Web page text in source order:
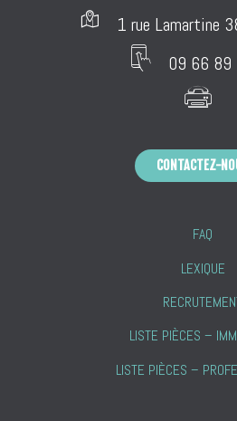
1 rue Lamartine
09 66 89
CONTACTEZ-
FAQ
LEXIQUE
LISTE PIÈCES –
LISTE PIÈCES –